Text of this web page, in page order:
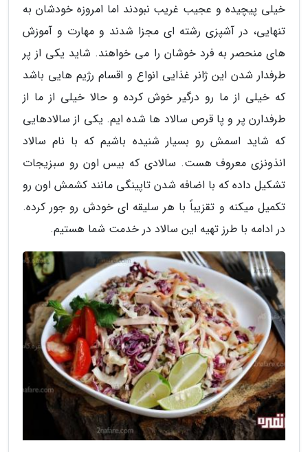
خیلی پیچیده و عجیب غریب نبودند اما امروزه خودشان به
تنهایی، در آشپزی رشته ای مجزا شدند و مهارت و آموزش
های منحصر به فرد خوشان را می خواهند. شاید یکی از پر
طرفدار شدن این ژانر غذایی انواع و اقسام رژیم هایی باشد
که خیلی از ما رو درگیر خوش کرده و حالا خیلی از ما از
طرفدارن پر و پا قرص سالاد ها شده ایم. یکی از سالادهایی
که شاید اسمش رو بسیار شنیده باشیم که با نام سالاد
انذونزی معروف هست. سالادی که بیس اون رو سبزیجات
تشکیل داده که با اضافه شدن تاپینگی مانند کشمش اون رو
تکمیل میکنه و تقزیباً با هر سلیقه ای خودش رو جور کرده.
در ادامه با طرز تهیه این سالاد در خدمت شما هستیم.